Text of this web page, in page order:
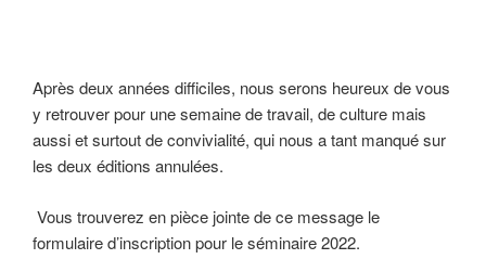
Après deux années difficiles, nous serons heureux de vous
y retrouver pour une semaine de travail, de culture mais
aussi et surtout de convivialité, qui nous a tant manqué sur
les deux éditions annulées.
Vous trouverez en pièce jointe de ce message le
formulaire d’inscription pour le séminaire 2022.